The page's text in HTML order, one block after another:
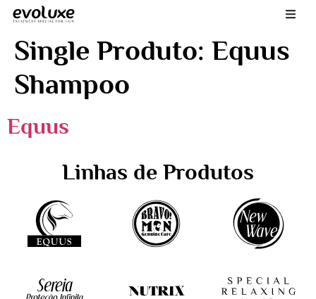
Single Produto: Equus
Shampoo
Equus
Linhas de Produtos